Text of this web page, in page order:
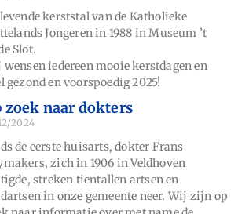
kerststal van de Katholieke
Jongeren in 1988 in Museum ’t
Slot.
iedereen mooie kerstdagen en
gezond en voorspoedig 2025!
zoek naar dokters
2024
de eerste huisarts, dokter Frans
zich in 1906 in Veldhoven
streken tientallen artsen en
in onze gemeente neer. Wij zijn op